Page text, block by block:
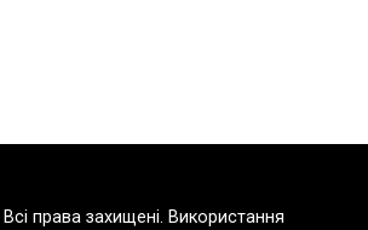
права захищені. Використання